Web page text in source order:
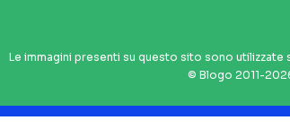
Le immagini presenti su questo sito sono utilizzate
© Blogo 2011-